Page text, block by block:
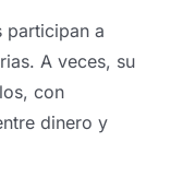
participan a
A veces, su
con
dinero y